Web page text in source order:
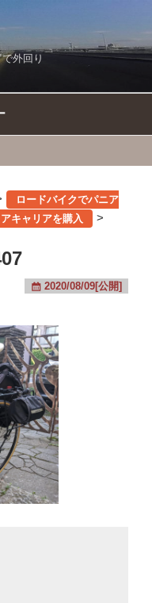
外回り
ロードバイクでパニア
キャリアを購入
>
2020/08/09[公開]